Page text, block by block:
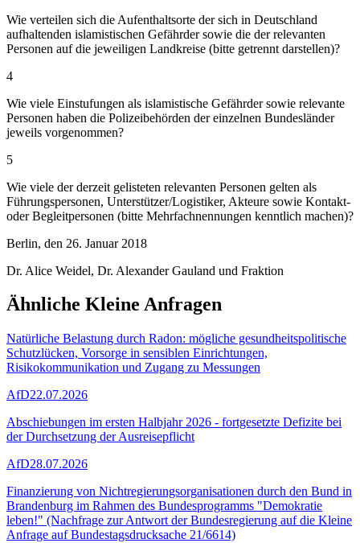
Wie verteilen sich die Aufenthaltsorte der sich in Deutschland
aufhaltenden islamistischen Gefährder sowie die der relevanten
Personen auf die jeweiligen Landkreise (bitte getrennt darstellen)?
4
Wie viele Einstufungen als islamistische Gefährder sowie relevante
Personen haben die Polizeibehörden der einzelnen Bundesländer
jeweils vorgenommen?
5
Wie viele der derzeit gelisteten relevanten Personen gelten als
Führungspersonen, Unterstützer/Logistiker, Akteure sowie Kontakt-
oder Begleitpersonen (bitte Mehrfachnennungen kenntlich machen)?
Berlin, den 26. Januar 2018
Dr. Alice Weidel, Dr. Alexander Gauland und Fraktion
Ähnliche Kleine Anfragen
Natürliche Belastung durch Radon: mögliche gesundheitspolitische
Schutzlücken, Vorsorge in sensiblen Einrichtungen,
Risikokommunikation und Zugang zu Messungen
AfD22.07.2026
Abschiebungen im ersten Halbjahr 2026 - fortgesetzte Defizite bei
der Durchsetzung der Ausreisepflicht
AfD28.07.2026
Finanzierung von Nichtregierungsorganisationen durch den Bund in
Brandenburg im Rahmen des Bundesprogramms "Demokratie
leben!" (Nachfrage zur Antwort der Bundesregierung auf die Kleine
Anfrage auf Bundestagsdrucksache 21/6614)